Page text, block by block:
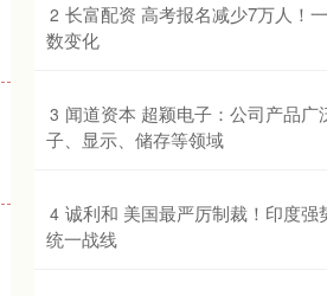
2 长富配资 高考报名减少7万人！
数变化
3 闻道资本 超颖电子：公司产品广
子、显示、储存等领域
4 诚利和 美国最严厉制裁！印度强
统一战线